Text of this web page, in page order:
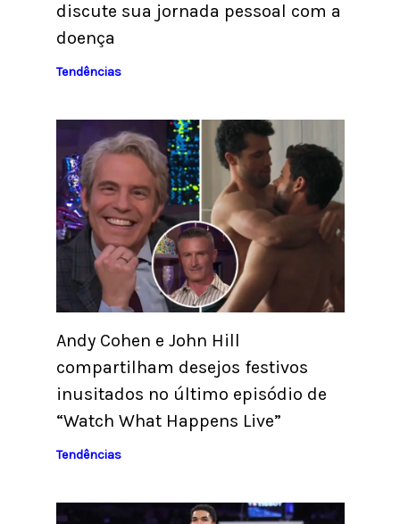
discute sua jornada pessoal com a
doença
Tendências
Andy Cohen e John Hill
compartilham desejos festivos
inusitados no último episódio de
“Watch What Happens Live”
Tendências